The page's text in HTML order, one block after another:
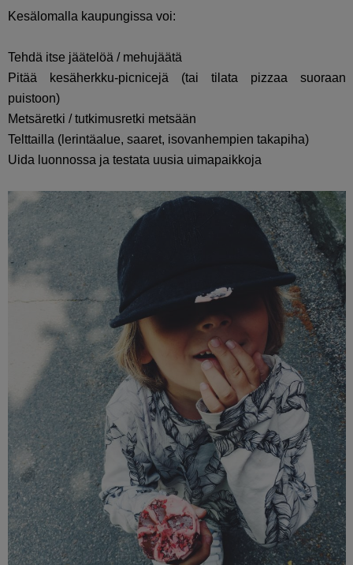
Kesälomalla kaupungissa voi:
Tehdä itse jäätelöä / mehujäätä
Pitää kesäherkku-picnicejä (tai tilata pizzaa suoraan
puistoon)
Metsäretki / tutkimusretki metsään
Telttailla (lerintäalue, saaret, isovanhempien takapiha)
Uida luonnossa ja testata uusia uimapaikkoja